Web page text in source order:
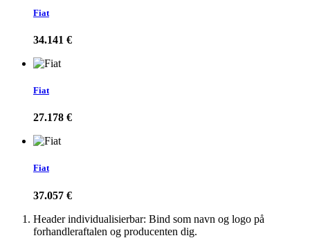
Fiat
34.141 €
Fiat
27.178 €
Fiat
37.057 €
Header individualisierbar: Bind som navn og logo på
forhandleraftalen og producenten dig.